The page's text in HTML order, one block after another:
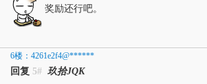
奖励还行吧。
6楼：4261e2f4@******
回复 5# 玖拾JQK